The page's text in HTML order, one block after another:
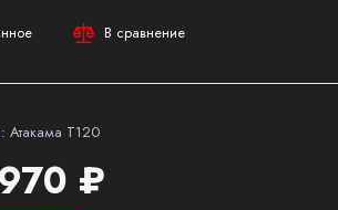
Атакама Т120
₽
В сравнение